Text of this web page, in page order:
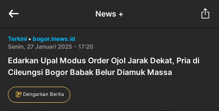
News +
Terkini • bogor.inews.id
Senin, 27 Januari 2025 - 17:20
Edarkan Upal Modus Order Ojol Jarak Dekat, Pria di
Cileungsi Bogor Babak Belur Diamuk Massa
Dengarkan Berita